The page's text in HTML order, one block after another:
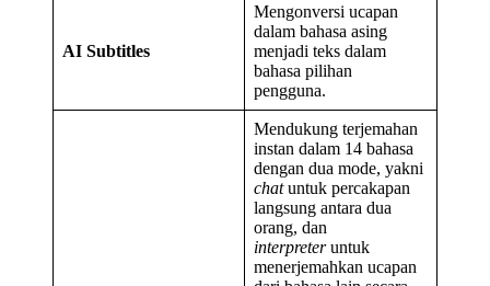
AI Subtitles
Mengonversi ucapan
dalam bahasa asing
menjadi teks dalam
bahasa pilihan
pengguna.
Mendukung terjemahan
instan dalam 14 bahasa
dengan dua mode, yakni
chatuntuk percakapan
langsung antara dua
orang, dan
interpreteruntuk
menerjemahkan ucapan